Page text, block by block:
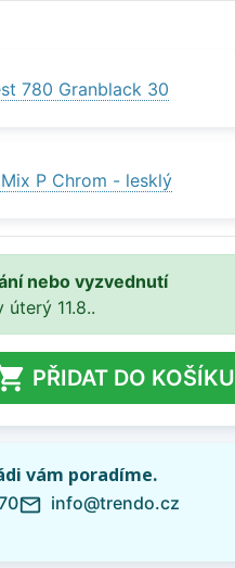
780 Granblack 30
P Chrom - lesklý
nebo vyzvednutí
11.8..
PŘIDAT DO KOŠÍKU
vám poradíme.
mail_outline info@trendo.cz